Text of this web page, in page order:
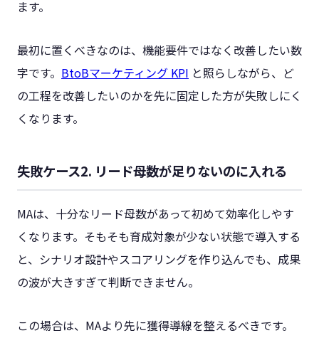
ます。
最初に置くべきなのは、機能要件ではなく改善したい数
字です。 BtoBマーケティング KPI と照らしながら、ど
の工程を改善したいのかを先に固定した方が失敗しにく
くなります。
失敗ケース2. リード母数が足りないのに入れる
MAは、十分なリード母数があって初めて効率化しやす
くなります。そもそも育成対象が少ない状態で導入する
と、シナリオ設計やスコアリングを作り込んでも、成果
の波が大きすぎて判断できません。
この場合は、MAより先に獲得導線を整えるべきです。